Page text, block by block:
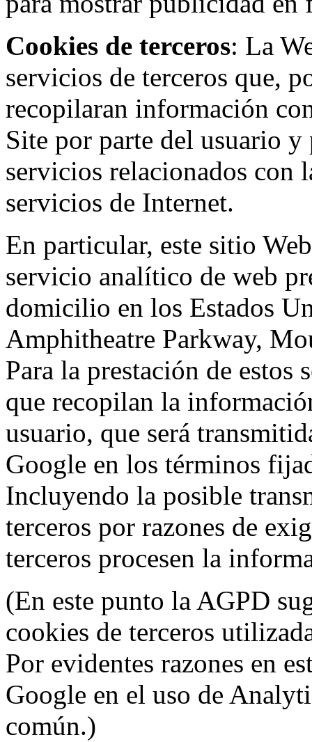
Cookies de terceros: La
servicios de terceros que,
recopilaran información
Site por parte del usuario
servicios relacionados con
servicios de Internet.
En particular, este sitio
servicio analítico de web
domicilio en los Estados
Amphitheatre Parkway,
Para la prestación de
que recopilan la
usuario, que será
Google en los términos
Incluyendo la posible
terceros por razones de
terceros procesen la
(En este punto la AGPD
cookies de terceros
Por evidentes razones en
Google en el uso de
común.)